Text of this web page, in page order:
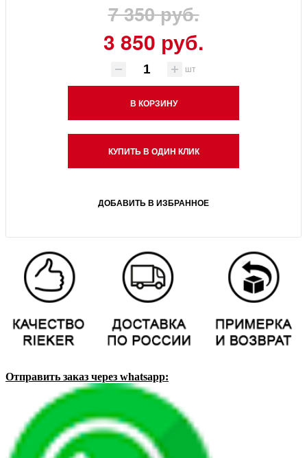
7 350 руб.
3 850 руб.
шт
В КОРЗИНУ
КУПИТЬ В ОДИН КЛИК
ДОБАВИТЬ В ИЗБРАННОЕ
Отправить заказ через whatsapp: